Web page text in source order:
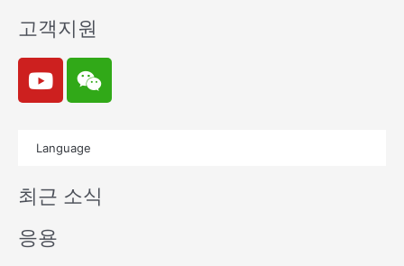
고객지원
Y
o
u
e
W
e
i
n
Language
최근 소식
응용